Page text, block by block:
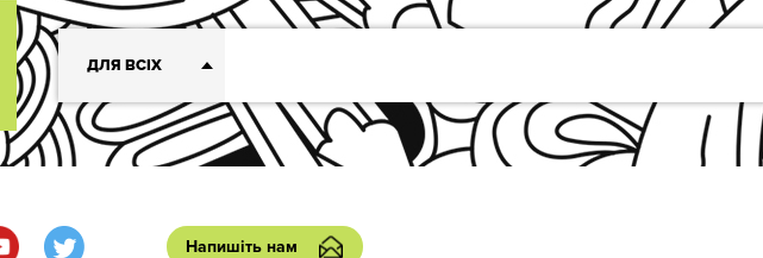
ДЛЯ ВСІХ
Напишіть нам